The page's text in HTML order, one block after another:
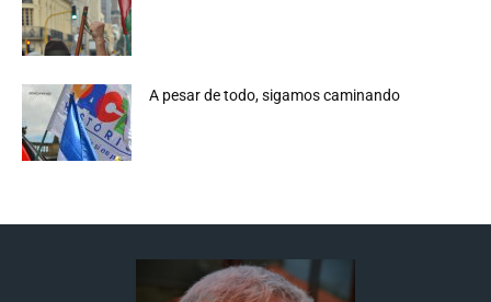
A pesar de todo, sigamos caminando